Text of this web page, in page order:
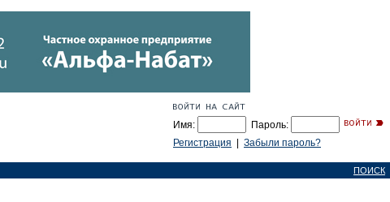
Имя:
Пароль:
Регистрация
Забыли пароль?
ПОИСК